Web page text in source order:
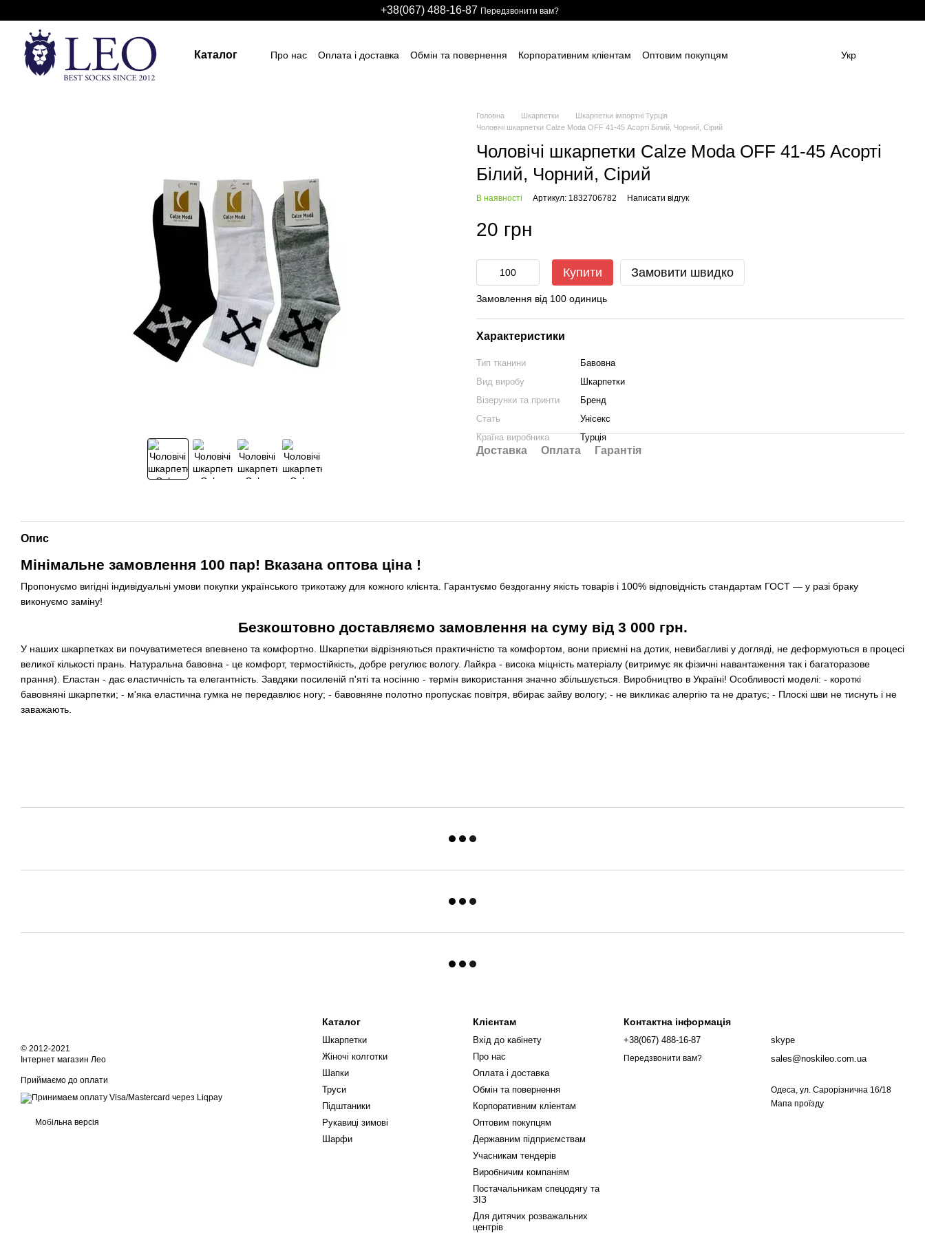
+38(067) 488-16-87 Передзвонити вам?
Каталог Про нас Оплата і доставка Обмін та повернення Корпоративним кліентам
Оптовим покупцям
Укр
Головна Шкарпетки
Шкарпетки імпортні Турція
Чоловічі шкарпетки Сalze Moda OFF 41-45 Асорті Білий, Чорний, Сірий
Чоловічі шкарпетки Сalze Moda OFF 41-45 Асорті
Білий, Чорний, Сірий
В наявності Артикул: 1832706782 Написати відгук
20 грн
Купити Замовити швидко
Замовлення від 100 одиниць
Характеристики
Тип тканини
Бавовна
Вид виробу
Шкарпетки
Візерунки та принти
Бренд
Стать
Унісекс
Країна виробника
Турція
Доставка Оплата Гарантія
Опис
Мінімальне замовлення 100 пар! Вказана оптова ціна !
Пропонуємо вигідні індивідуальні умови покупки українського трикотажу для кожного клієнта. Гарантуємо бездоганну якість товарів і 100% відповідність стандартам ГОСТ — у разі браку
виконуємо заміну!
Безкоштовно доставляємо замовлення на суму від 3 000 грн.
У наших шкарпетках ви почуватиметеся впевнено та комфортно. Шкарпетки відрізняються практичністю та комфортом, вони приємні на дотик, невибагливі у догляді, не деформуються в процесі
великої кількості прань. Натуральна бавовна - це комфорт, термостійкість, добре регулює вологу. Лайкра - висока міцність матеріалу (витримує як фізичні навантаження так і багаторазове
прання). Еластан - дає еластичність та елегантність. Завдяки посиленій п'яті та носінню - термін використання значно збільшується. Виробництво в Українi! Особливості моделі: - короткі
бавовняні шкарпетки; - м'яка еластична гумка не передавлює ногу; - бавовняне полотно пропускає повітря, вбирає зайву вологу; - не викликає алергію та не дратує; - Плоскі шви не тиснуть і не
заважають.
© 2012-2021
Інтернет магазин Лео
Приймаємо до оплати
Мобільна версія
Каталог
Шкарпетки
Жіночі колготки
Шапки
Труси
Підштаники
Рукавиці зимові
Шарфи
Клієнтам
Вхід до кабінету
Про нас
Оплата і доставка
Обмін та повернення
Корпоративним кліентам
Оптовим покупцям
Державним підприємствам
Учасникам тендерів
Виробничим компаніям
Постачальникам спецодягу та
ЗІЗ
Для дитячих розважальних
центрів
Контактна інформація
+38(067) 488-16-87
Передзвонити вам?
skype
sales@noskileo.com.ua
Одеса, ул. Сарорізнична 16/18
Мапа проїзду